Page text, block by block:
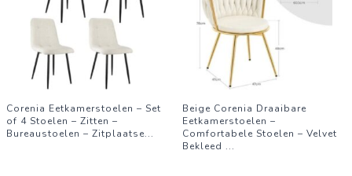
Corenia Eetkamerstoelen – Set
of 4 Stoelen – Zitten –
Bureaustoelen – Zitplaatse...
Beige Corenia Draaibare
Eetkamerstoelen –
Comfortabele Stoelen – Velvet
Bekleed ...